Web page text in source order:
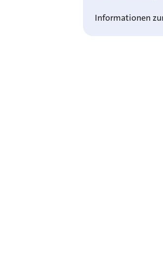
Informationen